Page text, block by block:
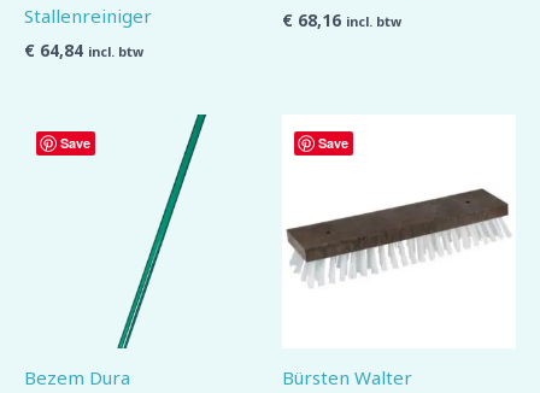
Stallenreiniger
€ 64,84 incl. btw
€ 68,16 incl. btw
Save
Bezem Dura
Save
Bürsten Walter